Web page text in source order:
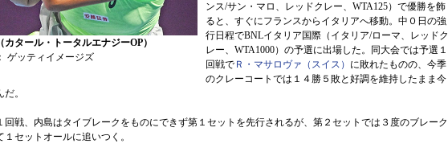
カタール・トータルエナジーOP）
ゲッティイメージズ
ンス/サン・マロ、レッドクレー、WTA125）で優勝を飾
ると、すぐにフランスからイタリアへ移動。中０日の強
行日程でBNLイタリア国際（イタリア/ローマ、レッドク
レー、WTA1000）の予選に出場した。同大会では予選１
回戦で Ｒ・マサロヴァ（スイス） に敗れたものの、今季
のクレーコートでは１４勝５敗と好調を維持したまま今
。
回戦、内島はタイブレークをものにできず第１セットを先行されるが、第２セットでは３度のブレーク
１セットオールに追いつく。